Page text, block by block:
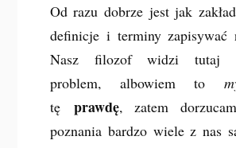
Od razu dobrze jest jak
definicje i terminy
Nasz filozof widzi tutaj
problem, albowiem to
tę prawdę, zatem
poznania bardzo wiele z nas